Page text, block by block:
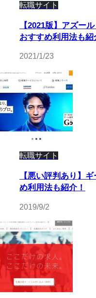
転職サイト
【2021版】アズー
おすすめ利用法も紹
2021/1/23
転職サイト
【悪い評判あり】
め利用法も紹介！
2019/9/2